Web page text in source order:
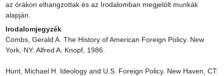
az órákon elhangzottak és az Irodalomban megjelölt munkák
alapján.
Irodalomjegyzék
Combs, Gerald A. The History of American Foreign Policy. New
York, NY: Alfred A. Knopf, 1986.
Hunt, Michael H. Ideology and U.S. Foreign Policy. New Haven, CT: